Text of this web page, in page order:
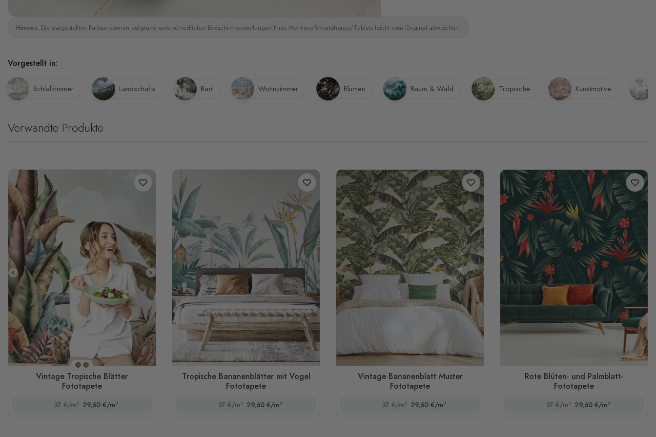
Hinweis: Die dargestellten Farben können aufgrund unterschiedlicher Bildschirmeinstellungen Ihres Monitors/Smartphones/Tablets leicht vom Original abweichen.
Vorgestellt in:
Schlafzimmer Landschafts Bad Wohnzimmer Blumen Baum & Wald Tropische Kunstmotive
Verwandte Produkte
Dunkelheit
Licht
Vintage Tropische Blätter
Fototapete
37 €/m² 29,60 €/m²
Tropische Bananenblätter mit Vogel
Fototapete
37 €/m² 29,60 €/m²
Vintage Bananenblatt Muster
Fototapete
37 €/m² 29,60 €/m²
Rote Blüten- und Palmblatt-
Fototapete
37 €/m² 29,60 €/m²